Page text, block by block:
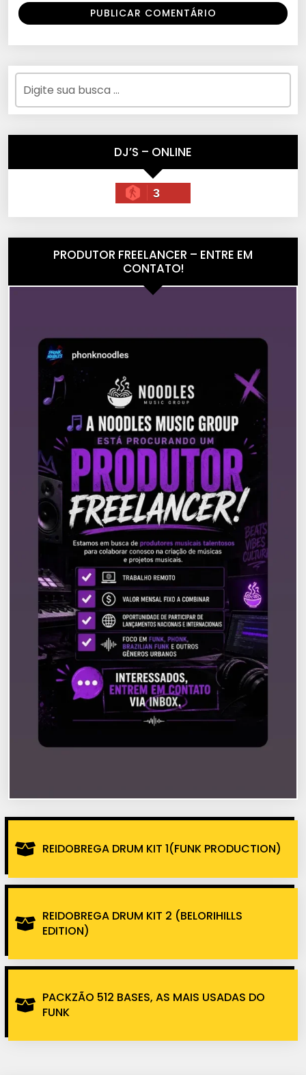
DJ’S – ONLINE
3
PRODUTOR FREELANCER – ENTRE EM
CONTATO!
REIDOBREGA DRUM KIT 1(FUNK PRODUCTION)
REIDOBREGA DRUM KIT 2 (BELORIHILLS
EDITION)
PACKZÃO 512 BASES, AS MAIS USADAS DO
FUNK